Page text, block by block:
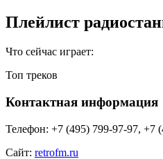
Плейлист
Что сейчас играет:
Топ треков
Контактная информация
Телефон: +7 (495) 799-97-97, +7
Сайт: retrofm.ru